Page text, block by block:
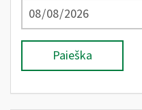
Paieška